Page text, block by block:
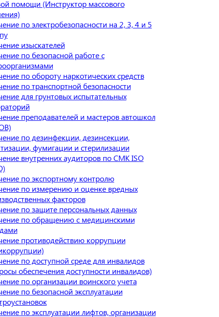
помощи (Инструктор массового
по электробезопасности на 2, 3, 4 и 5
изыскателей
по безопасной работе с
по обороту наркотических средств
по транспортной безопасности
для грунтовых испытательных
преподавателей и мастеров автошкол
по дезинфекции, дезинсекции,
фумигации и стерилизации
внутренних аудиторов по СМК ISO
по экспортному контролю
по измерению и оценке вредных
факторов
по защите персональных данных
по обращению с медицинскими
противодействию коррупции
по доступной среде для инвалидов
обеспечения доступности инвалидов)
по организации воинского учета
по безопасной эксплуатации
по эксплуатации лифтов, организации